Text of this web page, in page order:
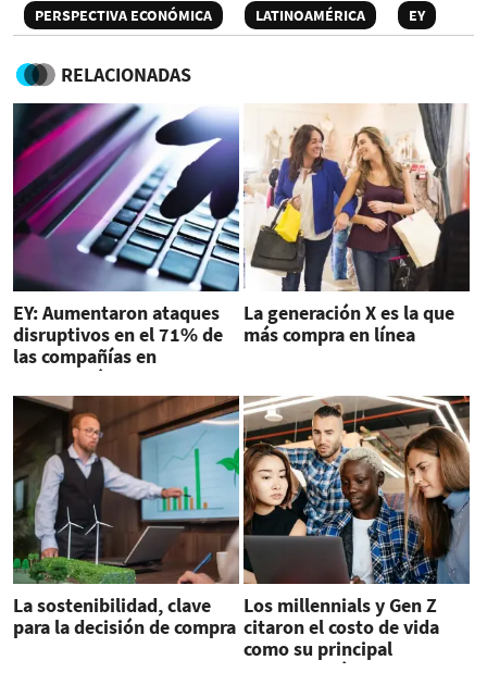
PERSPECTIVA ECONÓMICA
LATINOAMÉRICA EY
RELACIONADAS
EY: Aumentaron ataques
disruptivos en el 71% de
las compañías en
Latinoamérica
La generación X es la que
más compra en línea
La sostenibilidad, clave
para la decisión de compra
Los millennials y Gen Z
citaron el costo de vida
como su principal
preocupación a nivel